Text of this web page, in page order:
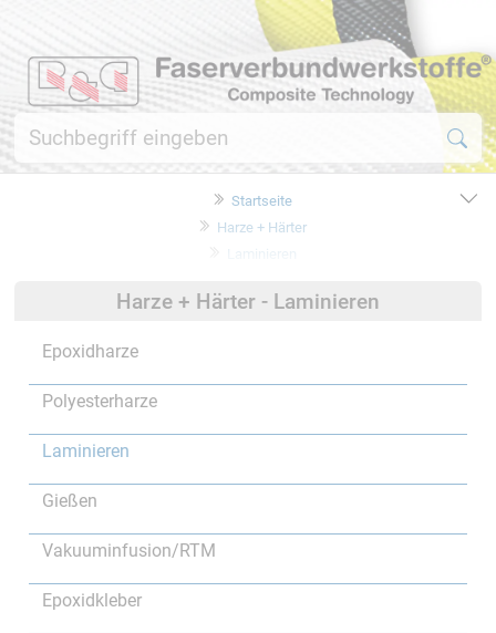
Startseite
Harze + Härter
Harze + Härter - Laminieren
Epoxidharze
Polyesterharze
Laminieren
Gießen
Vakuuminfusion/RTM
Epoxidkleber